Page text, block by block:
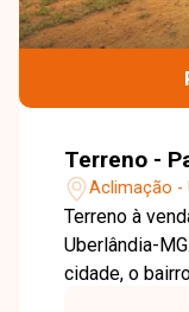
Terreno -
Aclimação -
Terreno à
Uberlândia-
cidade, o